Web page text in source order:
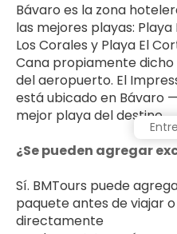
Bávaro es la zona
las mejores playas:
Los Corales y Playa El
Cana propiamente
del aeropuerto. El
está ubicado en Bávaro
mejor playa del destino.
¿Se pueden agregar
Sí. BMTours puede
paquete antes de viajar
directamente